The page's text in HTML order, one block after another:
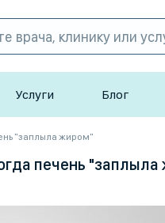
Услуги Блог
"заплыла жиром"
печень